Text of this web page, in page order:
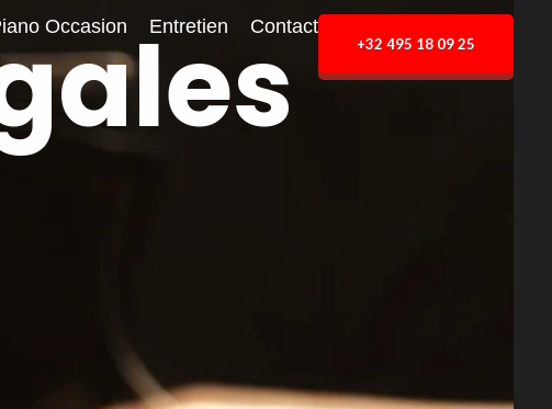
Occasion Entretien Contact
+32 495 18 09 25